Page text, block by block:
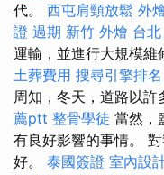
代。 西屯肩頸放鬆 外
證 過期 新竹 外燴 台
運輸，並進行大規模維
土葬費用 搜尋引擎排名
周知，冬天，道路以許
薦ptt 整骨學徒 當然，
有良好影響的事情。
好。 泰國簽證 室內設